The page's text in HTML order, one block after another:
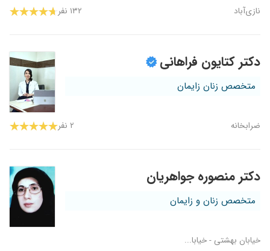
نازی‌آباد ۱۳۲ نفر
دکتر کتایون فراهانی
متخصص زنان زایمان
ضرابخانه ۲ نفر
دکتر منصوره جواهریان
متخصص زنان و زایمان
خیابان بهشتی - خیابا...